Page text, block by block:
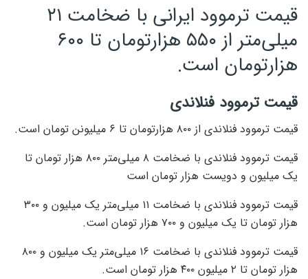
قیمت ترموود ایرانی با ضخامت ۲۱
میلی‌متر از ۵۵۰ هزارتومان تا ۶۰۰
هزارتومان است.
قیمت ترموود فنلاندی
قیمت ترموود فنلاندی از ۸۰۰ هزارتومان تا ۶ میلیونن تومان است.
قیمت ترموود فنلاندی با ضخامت ۸ میلی‌متر ۸۰۰ هزار تومان تا
یک میلیون و دویست هزار تومان است
قیمت ترموود فنلاندی با ضخامت ۱۱ میلی‌متر یک میلیون و ۳۰۰
هزار تومان تا یک میلیون و ۷۰۰ هزار تومان است.
قیمت ترموود فنلاندی با ضخامت ۱۶ میلی‌متر یک میلیون و ۸۰۰
هزار تومان تا ۲ میلیون ۴۰۰ هزار تومان است.